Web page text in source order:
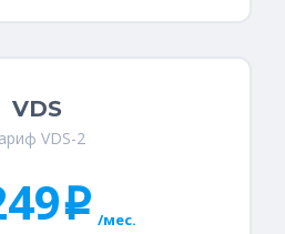
VDS
VDS-2
i /мес.